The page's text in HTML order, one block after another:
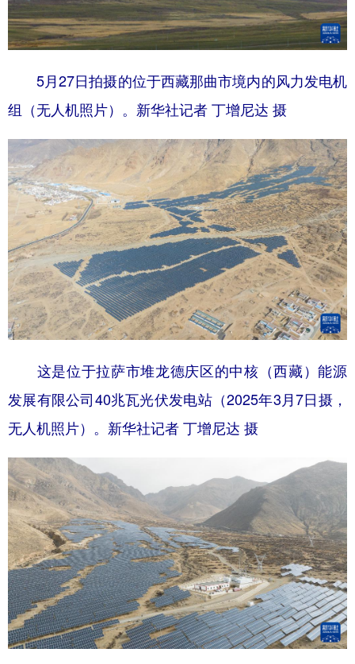
5月27日拍摄的位于西藏那曲市境内的风力发电机
组（无人机照片）。新华社记者 丁增尼达 摄
这是位于拉萨市堆龙德庆区的中核（西藏）能源
发展有限公司40兆瓦光伏发电站（2025年3月7日摄，
无人机照片）。新华社记者 丁增尼达 摄